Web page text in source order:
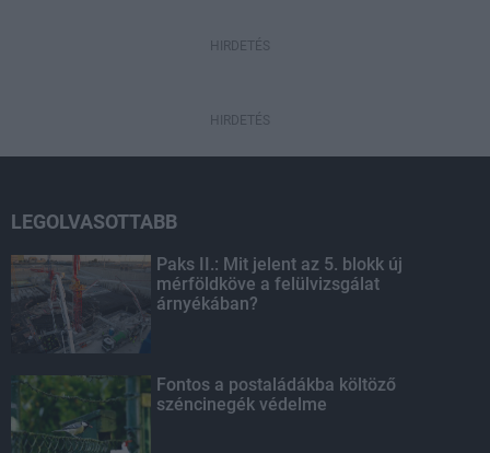
HIRDETÉS
HIRDETÉS
LEGOLVASOTTABB
Paks II.: Mit jelent az 5. blokk új
mérföldköve a felülvizsgálat
árnyékában?
Fontos a postaládákba költöző
széncinegék védelme